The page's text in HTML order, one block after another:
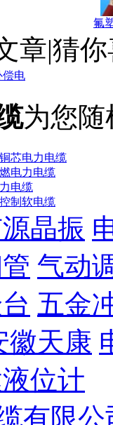
氟
章|猜
偿电
为您随
芯电力电缆
电力电缆
电缆
制软电缆
晶振
气动
五金
徽天康
位计
有限公